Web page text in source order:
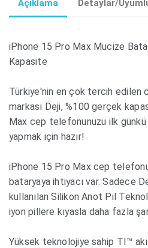
Açıklama Detaylar/
iPhone 15 Pro Max Mucize
Kapasite
Türkiye'nin en çok tercih edilen
markası Deji, %100 gerçek
Max cep telefonunuzu ilk günkü
yapmak için hazır!
iPhone 15 Pro Max cep
bataryaya ihtiyacı var. Sadece
kullanılan Silikon Anot Pil
iyon pillere kıyasla daha fazla
Yüksek teknolojiye sahip TI™